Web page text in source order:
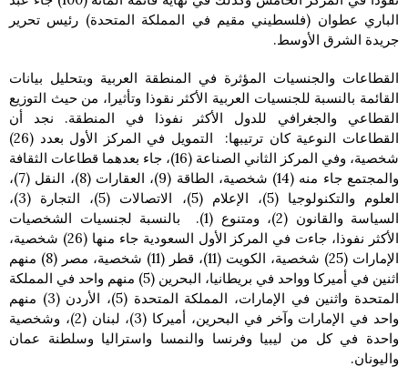
الباري عطوان (فلسطيني مقيم في المملكة المتحدة) رئيس تحرير
جريدة الشرق الأوسط.
القطاعات والجنسيات المؤثرة في المنطقة العربية وبتحليل بيانات
القائمة بالنسبة للجنسيات العربية الأكثر نقوذا وتأثيرا، من حيث التوزيع
القطاعي والجغرافي للدول الأكثر نفوذا في المنطقة. نجد أن
القطاعات النوعية كان ترتيبها: التمويل في المركز الأول بعدد (26)
شخصية، وفي المركز الثاني الصناعة (16)، جاء بعدهما قطاعات الثقافة
والمجتمع جاء منه (14) شخصية، الطاقة (9)، العقارات (8)، النقل (7)،
العلوم والتكنولوجيا (5)، الإعلام (5)، الاتصالات (5)، التجارة (3)،
السياسة والقانون (2)، ومتنوع (1). بالنسبة لجنسيات الشخصيات
الأكثر نفوذا، جاءت في المركز الأول السعودية جاء منها (26) شخصية،
الإمارات (25) شخصية، الكويت (11)، قطر (11) شخصية، مصر (8) منهم
اثنين في أميركا وواحد في بريطانيا، البحرين (5) منهم واحد في المملكة
المتحدة واثنين في الإمارات، المملكة المتحدة (5)، الأردن (3) منهم
واحد في الإمارات وآخر في البحرين، أميركا (3)، لبنان (2)، وشخصية
واحدة في كل من ليبيا وفرنسا والنمسا واستراليا وسلطنة عمان
واليونان.